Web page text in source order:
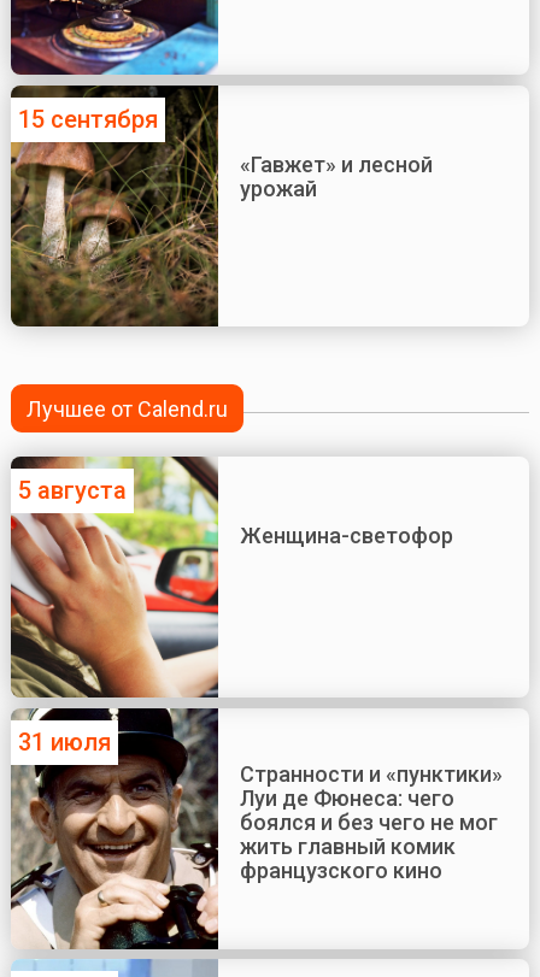
15 сентября
«Гавжет» и лесной
урожай
Лучшее от Calend.ru
5 августа
Женщина-светофор
31 июля
Странности и «пунктики»
Луи де Фюнеса: чего
боялся и без чего не мог
жить главный комик
французского кино